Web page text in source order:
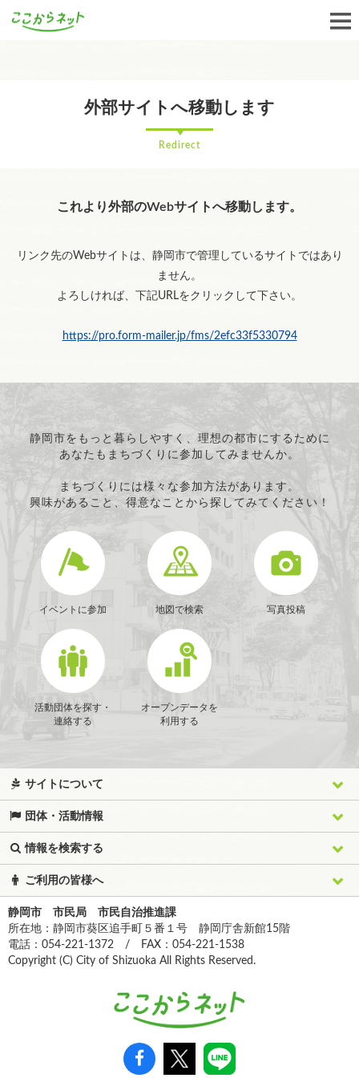
外部サイトへ移動します
Redirect
これより外部のWebサイトへ移動します。
リンク先のWebサイトは、静岡市で管理しているサイトではあり
ません。
よろしければ、下記URLをクリックして下さい。
https://pro.form-mailer.jp/fms/2efc33f5330794
静岡市をもっと暮らしやすく、理想の都市にするために
あなたもまちづくりに参加してみませんか。
まちづくりには様々な参加方法があります。
興味があること、得意なことから探してみてください！
イベントに参加 地図で検索 写真投稿
活動団体を探す・
連絡する
オープンデータを
利用する
サイトについて
団体・活動情報
情報を検索する
ご利用の皆様へ
静岡市 市民局 市民自治推進課
所在地：静岡市葵区追手町５番１号 静岡庁舎新館15階
電話：054-221-1372 / FAX：054-221-1538
Copyright (C) City of Shizuoka All Rights Reserved.